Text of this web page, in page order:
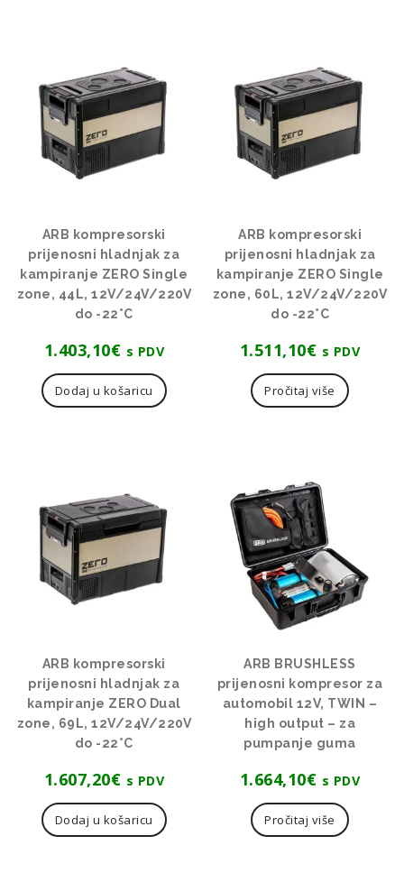
ARB kompresorski
prijenosni hladnjak za
kampiranje ZERO Single
zone, 44L, 12V/24V/220V
do -22°C
1.403,10€ s PDV
Dodaj u košaricu
ARB kompresorski
prijenosni hladnjak za
kampiranje ZERO Single
zone, 60L, 12V/24V/220V
do -22°C
1.511,10€ s PDV
Pročitaj više
ARB kompresorski
prijenosni hladnjak za
kampiranje ZERO Dual
zone, 69L, 12V/24V/220V
do -22°C
1.607,20€ s PDV
Dodaj u košaricu
ARB BRUSHLESS
prijenosni kompresor za
automobil 12V, TWIN –
high output – za
pumpanje guma
1.664,10€ s PDV
Pročitaj više